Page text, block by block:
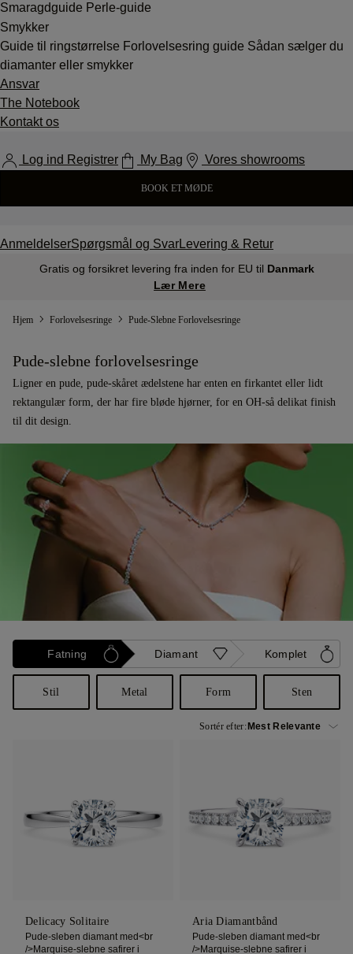
Smaragdguide Perle-guide
Smykker
Guide til ringstørrelse Forlovelsesring guide Sådan sælger du
diamanter eller smykker
Ansvar
The Notebook
Kontakt os
Log ind Registrer My Bag Vores showrooms
BOOK ET MØDE
AnmeldelserSpørgsmål og SvarLevering & Retur
Gratis og forsikret levering fra inden for EU til Danmark
Lær Mere
Hjem Forlovelsesringe Pude-Slebne Forlovelsesringe
Pude-slebne forlovelsesringe
Ligner en pude, pude-skåret ædelstene har enten en firkantet eller lidt
rektangulær form, der har fire bløde hjørner, for en OH-så delikat finish
til dit design.
Fatning Diamant Komplet
Stil Metal Form Sten
Sortér efter:
Delicacy Solitaire
Pude-sleben diamant med<br
/>Marquise-slebne safirer i
Aria Diamantbånd
Pude-sleben diamant med<br
/>Marquise-slebne safirer i